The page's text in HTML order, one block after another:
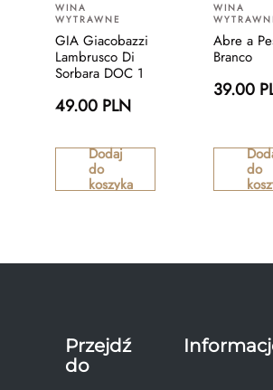
WINA
WYTRAWNE
GIA Giacobazzi
Lambrusco Di
Sorbara DOC 1
49.00 PLN
Dodaj
do
koszyka
WINA
Abre a
Branco
39.00
do
Przejdź
do